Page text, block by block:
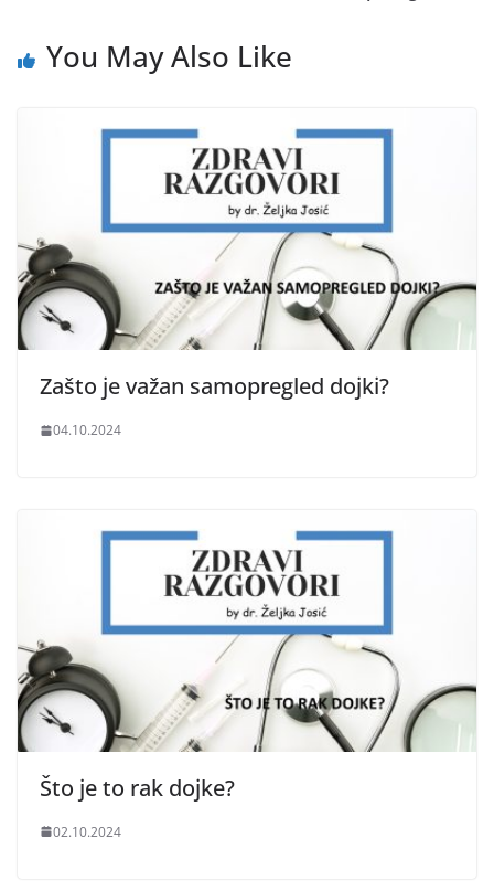
You May Also Like
Zašto je važan samopregled dojki?
04.10.2024
Što je to rak dojke?
02.10.2024